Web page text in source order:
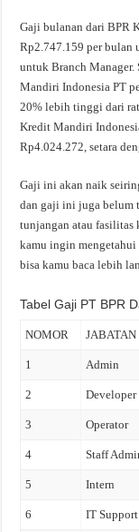
Gaji bulanan dari BPR
Rp2.747.159 per bulan
untuk Branch Manager.
Mandiri Indonesia PT
20% lebih tinggi dari
Kredit Mandiri
Rp4.024.272, setara
Gaji ini akan naik
dan gaji ini juga belum
tunjangan atau fasilitas
kamu ingin
bisa kamu baca lebih
Tabel Gaji PT BPR
NOMOR JABATAN
1 Admin
2 Developer
3 Operator
4 Staff
5 Intern
6 IT Support